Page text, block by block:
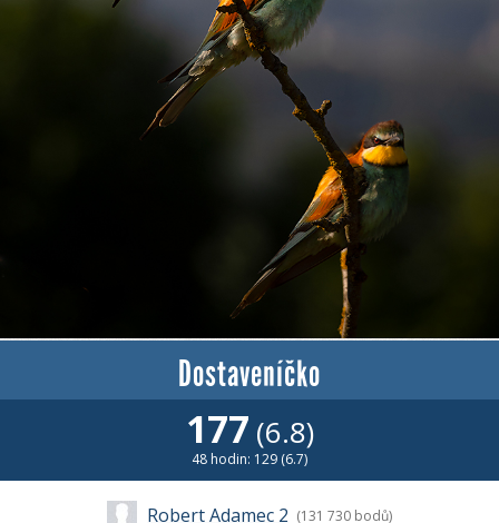
Dostaveníčko
177 (6.8)
48 hodin: 129 (6.7)
Robert Adamec 2 (131 730 bodů)